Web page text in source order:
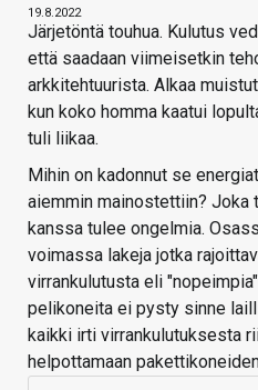
19.8.2022
Järjetöntä touhua. Kulutus
että saadaan viimeisetkin
arkkitehtuurista. Alkaa
kun koko homma kaatui
tuli liikaa.
Mihin on kadonnut se
aiemmin mainostettiin? Joka
kanssa tulee ongelmia.
voimassa lakeja jotka
virrankulutusta eli
pelikoneita ei pysty sinne
kaikki irti virrankulutuksesta
helpottamaan